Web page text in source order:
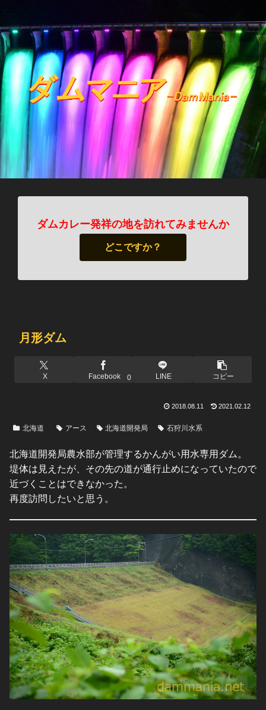
ダムカレー発祥の地を訪れてみませんか
どこですか？
月形ダム
X Facebook 0 LINE コピー
2018.08.11 2021.02.12
北海道 アース 北海道開発局 石狩川水系
北海道開発局農水部が管理するかんがい用水専用ダム。
堤体は見えたが、その先の道が通行止めになっていたので
近づくことはできなかった。
再度訪問したいと思う。